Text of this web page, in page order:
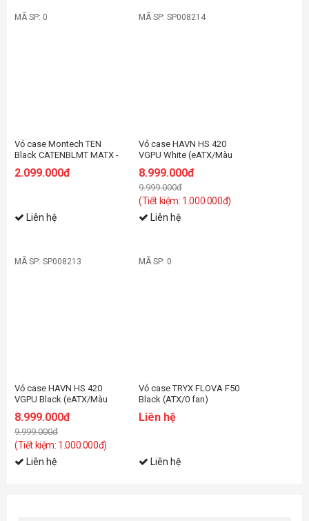
MÃ SP: 0
Vỏ case Montech TEN
Black CATENBLMT MATX -
2.099.000đ
Liên hệ
MÃ SP: SP008214
Vỏ case HAVN HS 420
VGPU White (eATX/Màu
8.999.000đ
9.999.000đ
(Tiết kiệm: 1.000.000đ)
Liên hệ
MÃ SP: SP008213
Vỏ case HAVN HS 420
VGPU Black (eATX/Màu
8.999.000đ
9.999.000đ
(Tiết kiệm: 1.000.000đ)
Liên hệ
MÃ SP: 0
Vỏ case TRYX FLOVA F50
Black (ATX/0 fan)
Liên hệ
Liên hệ